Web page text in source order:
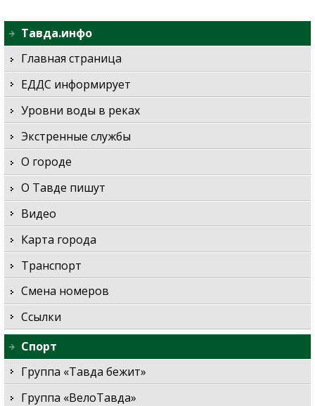
Тавда.инфо
Главная страница
ЕДДС информирует
Уровни воды в реках
Экстренные службы
О городе
О Тавде пишут
Видео
Карта города
Транспорт
Смена номеров
Ссылки
Спорт
Группа «Тавда бежит»
Группа «ВелоТавда»